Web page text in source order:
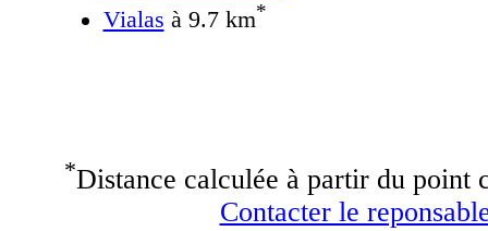
Vialas à 9.7 km*
*Distance calculée à partir du point
Contacter le